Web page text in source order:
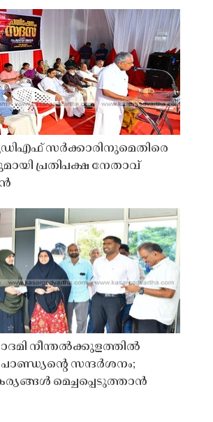
സർക്കാരിനുമെതിരെ
പ്രതിപക്ഷ നേതാവ്
നീന്തൽക്കുളത്തിൽ
സന്ദർശനം;
മെച്ചപ്പെടുത്താൻ